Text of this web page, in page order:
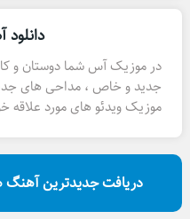
در موزیک آس شما دوستان و
جدید و خاص ، مداحی های
موزیک ویدئو های مورد علاقه
دریافت جدیدترین آهنگ